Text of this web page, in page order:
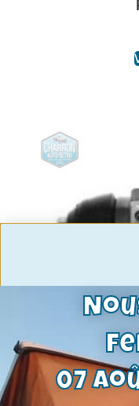
07